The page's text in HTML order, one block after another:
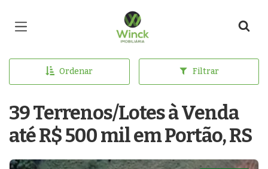
Página inicial
Ordenar Filtrar
39 Terrenos/Lotes à Venda
até R$ 500 mil em Portão, RS